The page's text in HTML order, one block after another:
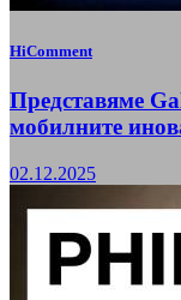
HiComment
Представяме
мобилните
02.12.2025